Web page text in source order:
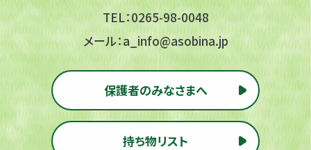
TEL：0265-98-0048
メール：a_info@asobina.jp
保護者のみなさまへ
持ち物リスト